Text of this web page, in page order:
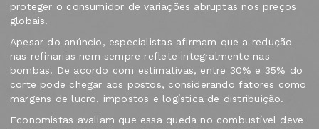
proteger o consumidor de variações abruptas nos preços
globais.
Apesar do anúncio, especialistas afirmam que a redução
nas refinarias nem sempre reflete integralmente nas
bombas. De acordo com estimativas, entre 30% e 35% do
corte pode chegar aos postos, considerando fatores como
margens de lucro, impostos e logística de distribuição.
Economistas avaliam que essa queda no combustível deve